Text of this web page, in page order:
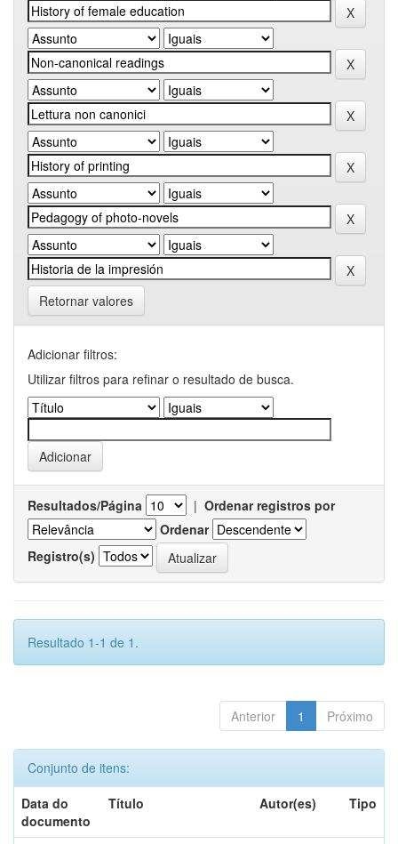
Retornar valores
Adicionar filtros:
Utilizar filtros para refinar o resultado de busca.
Resultados/Página | Ordenar registros por
Ordenar
Registro(s)
Resultado 1-1 de 1.
Anterior 1 Próximo
Conjunto de itens:
Data do
documento
Título Autor(es) Tipo